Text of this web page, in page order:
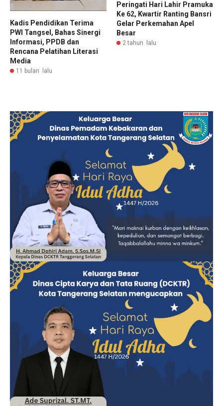
Kadis Pendidikan Terima
PWI Tangsel, Bahas Sinergi
Informasi, PPDB dan
Rencana Pelatihan Literasi
Media
11 bulan lalu
Peringati Hari Lahir Pramuka
Ke 62, Kwartir Ranting Bansri
Gelar Perkemahan Apel
Besar
2 tahun lalu